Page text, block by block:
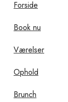
Forside
Book nu
Værelser
Ophold
Brunch